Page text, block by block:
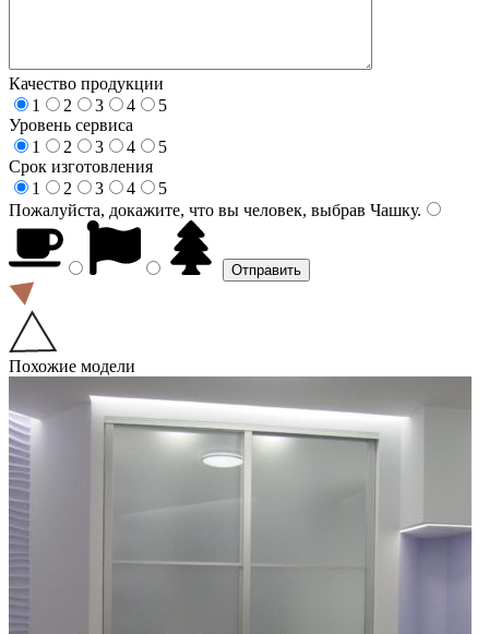
Качество продукции
1
2 3 4
5
Уровень сервиса
1
2 3 4
5
Срок изготовления
1
2 3 4
5
Пожалуйста, докажите, что вы человек, выбрав Чашку.
Похожие модели